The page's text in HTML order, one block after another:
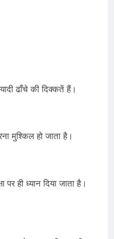
ढाँचे की दिक्कतें हैं।
मुश्किल हो जाता है।
ही ध्यान दिया जाता है।